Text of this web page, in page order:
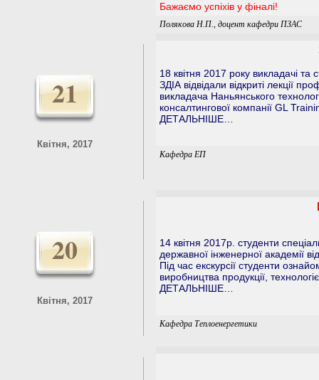
Бажаємо успіхів у фіналі!
Полякова Н.П., доцент кафедри ПЗАС
21
Квітня, 2017
18 квітня 2017 року викладачі
ЗДІА відвідали відкриті лекції
викладача Наньянського
консалтингової компанії GL
ДЕТАЛЬНІШЕ…
Кафедра ЕП
20
Квітня, 2017
14 квітня 2017p. студенти
державної інженерної академії
Під час екскурсії студенти
виробництва продукції,
ДЕТАЛЬНІШЕ…
Кафедра Теплоенергетики